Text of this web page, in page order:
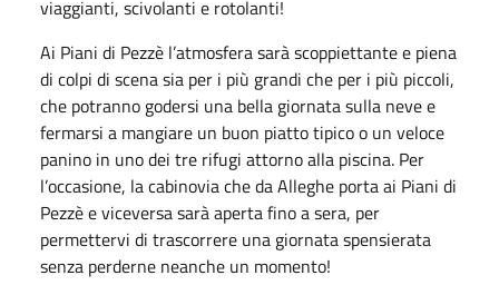
viaggianti, scivolanti e rotolanti!
Ai Piani di Pezzè l’atmosfera sarà scoppiettante e piena
di colpi di scena sia per i più grandi che per i più piccoli,
che potranno godersi una bella giornata sulla neve e
fermarsi a mangiare un buon piatto tipico o un veloce
panino in uno dei tre rifugi attorno alla piscina. Per
l’occasione, la cabinovia che da Alleghe porta ai Piani di
Pezzè e viceversa sarà aperta fino a sera, per
permettervi di trascorrere una giornata spensierata
senza perderne neanche un momento!